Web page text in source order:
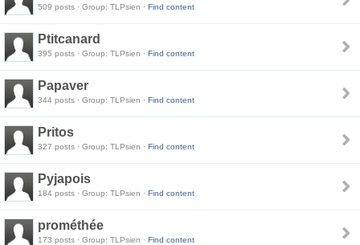
509 posts · Group: TLPsien · Find content
Ptitcanard
395 posts · Group: TLPsien · Find content
Papaver
344 posts · Group: TLPsien · Find content
Pritos
327 posts · Group: TLPsien · Find content
Pyjapois
184 posts · Group: TLPsien · Find content
prométhée
173 posts · Group: TLPsien · Find content